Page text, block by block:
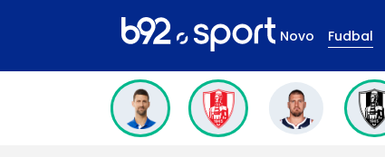
Novo Fudbal